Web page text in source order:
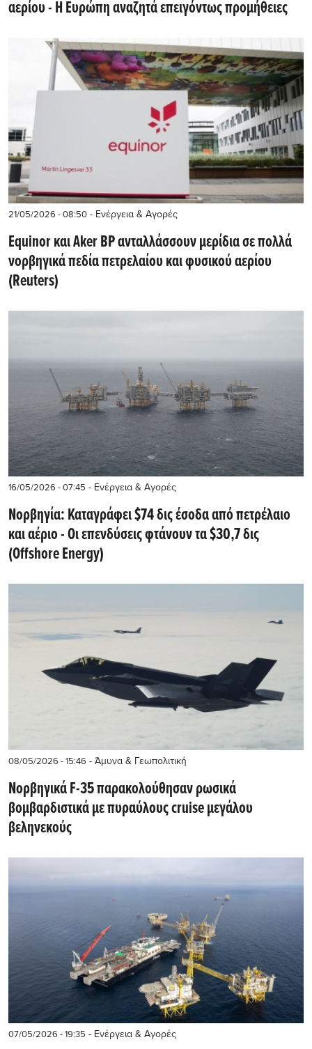
αερίου - Η Ευρώπη αναζητά επειγόντως προμήθειες
21/05/2026 - 08:50 - Ενέργεια & Αγορές
Equinor και Aker BP ανταλλάσσουν μερίδια σε πολλά
νορβηγικά πεδία πετρελαίου και φυσικού αερίου
(Reuters)
16/05/2026 - 07:45 - Ενέργεια & Αγορές
Νορβηγία: Καταγράφει $74 δις έσοδα από πετρέλαιο
και αέριο - Οι επενδύσεις φτάνουν τα $30,7 δις
(Offshore Energy)
08/05/2026 - 15:46 - Άμυνα & Γεωπολιτική
Νορβηγικά F-35 παρακολούθησαν ρωσικά
βομβαρδιστικά με πυραύλους cruise μεγάλου
βεληνεκούς
07/05/2026 - 19:35 - Ενέργεια & Αγορές